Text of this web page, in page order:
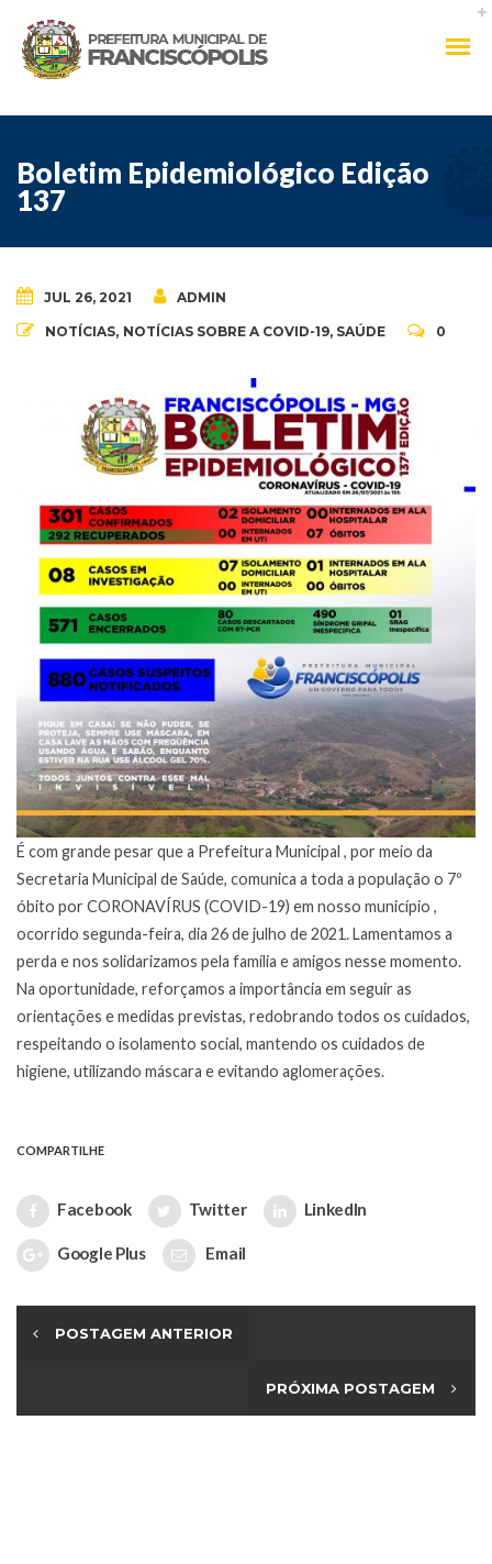
Boletim Epidemiológico Edição
137
JUL 26, 2021 ADMIN
NOTÍCIAS, NOTÍCIAS SOBRE A COVID-19, SAÚDE 0
É com grande pesar que a Prefeitura Municipal , por meio da
Secretaria Municipal de Saúde, comunica a toda a população o 7º
óbito por CORONAVÍRUS (COVID-19) em nosso município ,
ocorrido segunda-feira, dia 26 de julho de 2021. Lamentamos a
perda e nos solidarizamos pela família e amigos nesse momento.
Na oportunidade, reforçamos a importância em seguir as
orientações e medidas previstas, redobrando todos os cuidados,
respeitando o isolamento social, mantendo os cuidados de
higiene, utilizando máscara e evitando aglomerações.
COMPARTILHE
Facebook Twitter LinkedIn
Google Plus Email
POSTAGEM ANTERIOR
PRÓXIMA POSTAGEM